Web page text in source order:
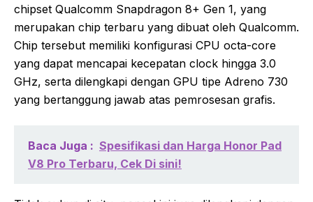
chipset Qualcomm Snapdragon 8+ Gen 1, yang
merupakan chip terbaru yang dibuat oleh Qualcomm.
Chip tersebut memiliki konfigurasi CPU octa-core
yang dapat mencapai kecepatan clock hingga 3.0
GHz, serta dilengkapi dengan GPU tipe Adreno 730
yang bertanggung jawab atas pemrosesan grafis.
Baca Juga : Spesifikasi dan Harga Honor Pad
V8 Pro Terbaru, Cek Di sini!